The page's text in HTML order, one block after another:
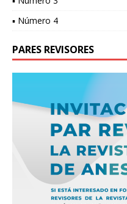
▪ Número 4
PARES REVISORES